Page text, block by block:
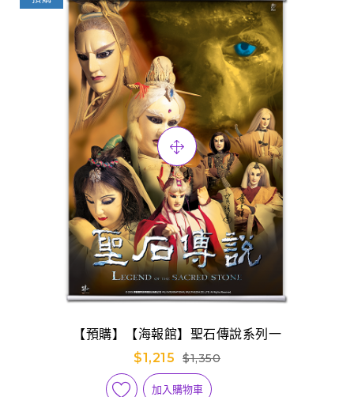
【預購】【海報館】聖石傳說系列一
$1,215
$1,350
加入購物車